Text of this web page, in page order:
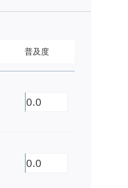
普及度
0.0
0.0